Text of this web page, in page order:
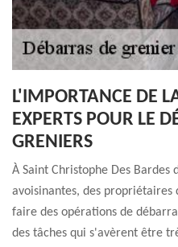
L'IMPORTANCE DE
EXPERTS POUR LE
GRENIERS
À Saint Christophe Des Bardes
avoisinantes, des
faire des opérations de
des tâches qui s'avèrent être